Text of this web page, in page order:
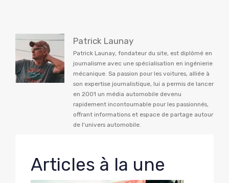
Patrick Launay
Patrick Launay, fondateur du site, est diplômé en
journalisme avec une spécialisation en ingénierie
mécanique. Sa passion pour les voitures, alliée à
son expertise journalistique, lui a permis de lancer
en 2001 un média automobile devenu
rapidement incontournable pour les passionnés,
offrant informations et espace de partage autour
de l'univers automobile.
Articles à la une